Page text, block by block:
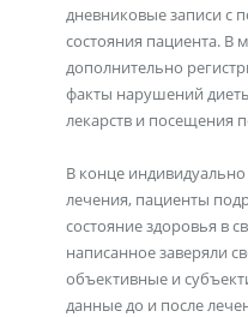
дневниковые записи с
состояния пациента. В
дополнительно
факты нарушений
лекарств и посещения
В конце
лечения, пациенты
состояние здоровья в
написанное заверяли
объективные и
данные до и после